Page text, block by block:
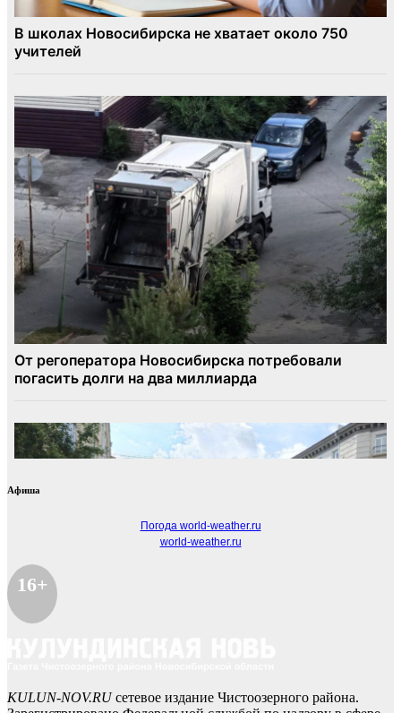
Афиша
Погода world-weather.ru
world-weather.ru
16+
KULUN-NOV.RUсетевое издание Чистоозерного района.